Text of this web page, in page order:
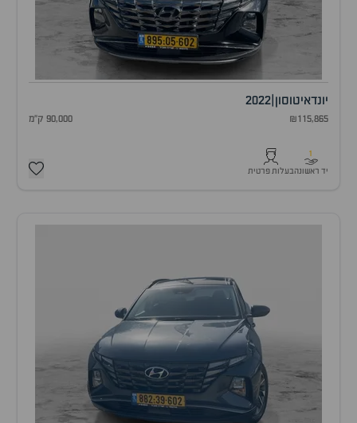
יונדאיטוסון 2022
₪115,865 90,000 ק"מ
1
יד ראשונהבעלות פרטית